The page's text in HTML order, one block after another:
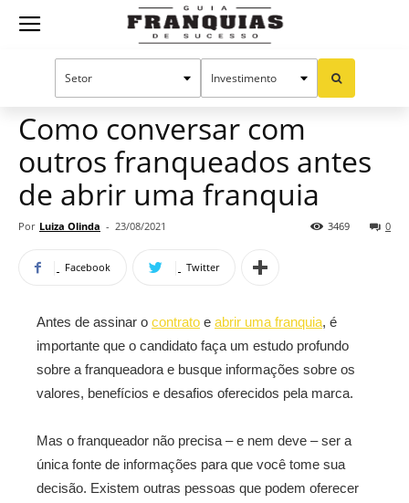
Guia
Dicas para franqueados
Como conversar com
outros franqueados antes
de abrir uma franquia
Por Luiza Olinda - 23/08/2021 0
3469
Facebook Twitter
Antes de assinar o contrato e abrir uma franquia, é
importante que o candidato faça um estudo profundo
sobre a franqueadora e busque informações sobre os
valores, benefícios e desafios oferecidos pela marca.
Mas o franqueador não precisa – e nem deve – ser a
única fonte de informações para que você tome sua
decisão. Existem outras pessoas que podem oferecer